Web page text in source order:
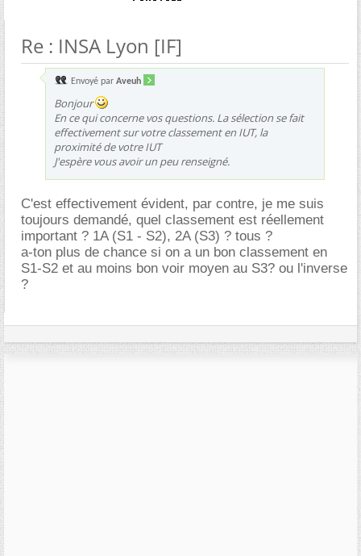
Re : INSA Lyon [IF]
Envoyé par Aveuh
Bonjour
En ce qui concerne vos questions. La sélection se fait
effectivement sur votre classement en IUT, la
proximité de votre IUT
J'espère vous avoir un peu renseigné.
C'est effectivement évident, par contre, je me suis
toujours demandé, quel classement est réellement
important ? 1A (S1 - S2), 2A (S3) ? tous ?
a-ton plus de chance si on a un bon classement en
S1-S2 et au moins bon voir moyen au S3? ou l'inverse
?